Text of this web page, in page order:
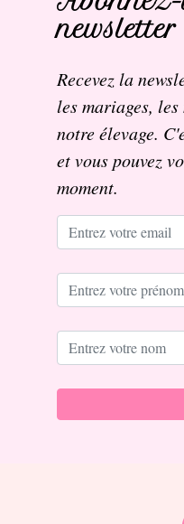
newsletter
Recevez la
les mariages,
notre élevage.
et vous pouvez
moment.